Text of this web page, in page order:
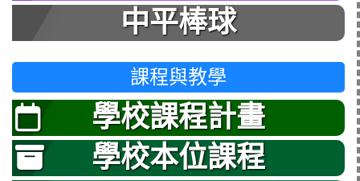
中平棒球
課程與教學
學校課程計畫
學校本位課程